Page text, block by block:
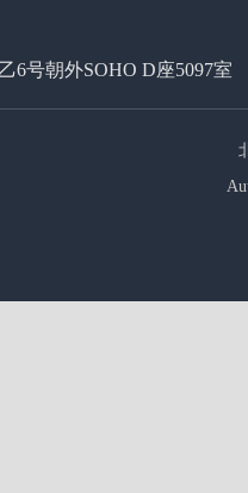
6号朝外SOHO D座5097室